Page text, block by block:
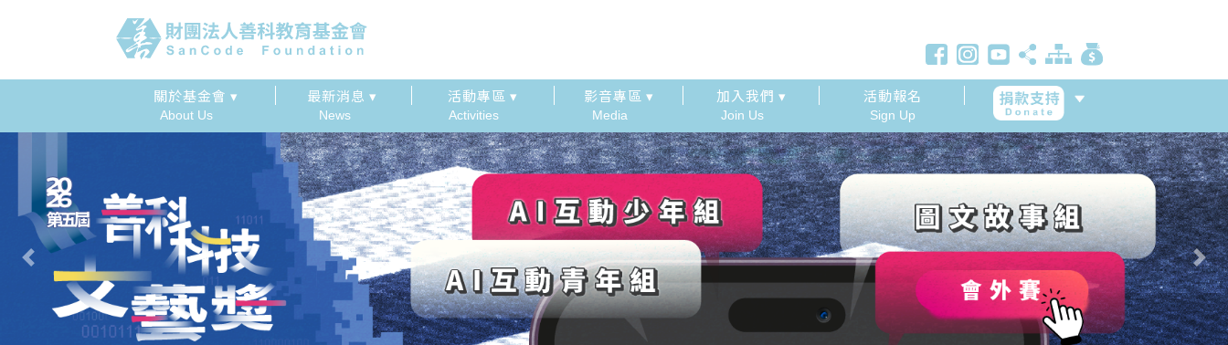
關於基金會 ▾
About Us
最新消息 ▾
News
活動專區 ▾
Activities
影音專區 ▾
Media
加入我們 ▾
Join Us
活動報名
Sign Up
Previous Next